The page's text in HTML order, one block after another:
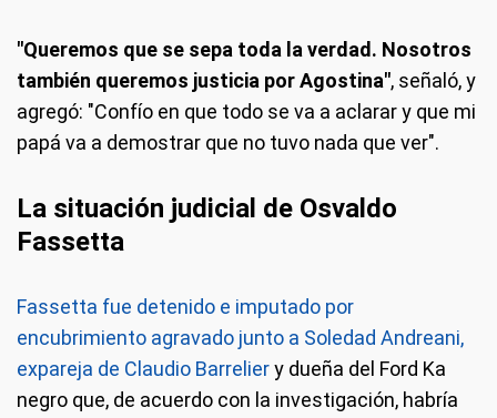
"Queremos que se sepa toda la verdad. Nosotros
también queremos justicia por Agostina", señaló, y
agregó: "Confío en que todo se va a aclarar y que mi
papá va a demostrar que no tuvo nada que ver".
La situación judicial de Osvaldo
Fassetta
Fassetta fue detenido e imputado por
encubrimiento agravado junto a Soledad Andreani,
expareja de Claudio Barreliery dueña del Ford Ka
negro que, de acuerdo con la investigación, habría